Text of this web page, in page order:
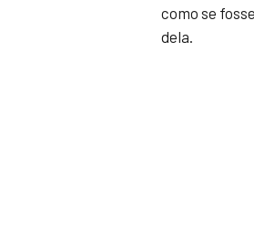
como se
dela.